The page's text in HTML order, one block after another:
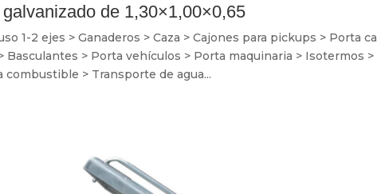
de 1,30×1,00×0,65
1-2 ejes > Ganaderos > Caza > Cajones para pickups > Porta
Basculantes > Porta vehículos > Porta maquinaria > Isotermos
combustible > Transporte de agua...